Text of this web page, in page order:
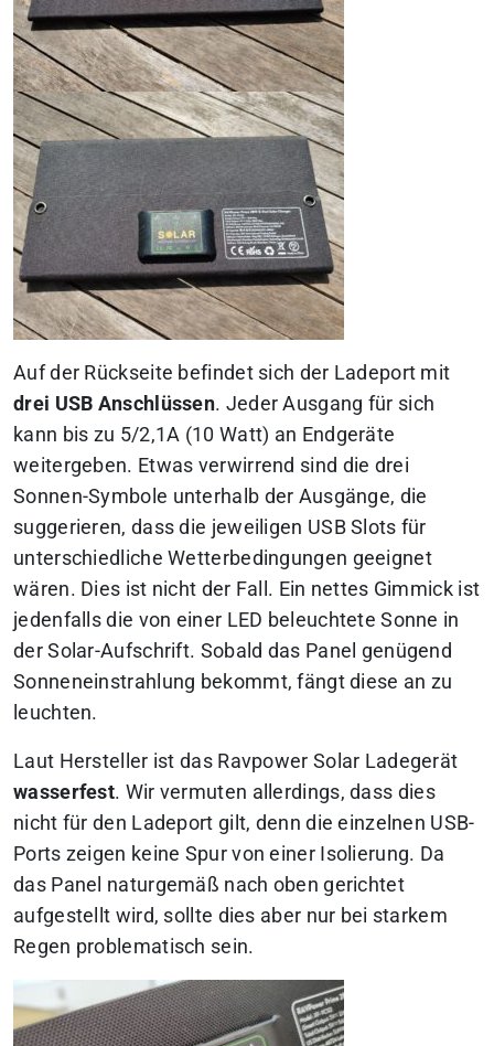
Auf der Rückseite befindet sich der Ladeport mit
drei USB Anschlüssen. Jeder Ausgang für sich
kann bis zu 5/2,1A (10 Watt) an Endgeräte
weitergeben. Etwas verwirrend sind die drei
Sonnen-Symbole unterhalb der Ausgänge, die
suggerieren, dass die jeweiligen USB Slots für
unterschiedliche Wetterbedingungen geeignet
wären. Dies ist nicht der Fall. Ein nettes Gimmick ist
jedenfalls die von einer LED beleuchtete Sonne in
der Solar-Aufschrift. Sobald das Panel genügend
Sonneneinstrahlung bekommt, fängt diese an zu
leuchten.
Laut Hersteller ist das Ravpower Solar Ladegerät
wasserfest. Wir vermuten allerdings, dass dies
nicht für den Ladeport gilt, denn die einzelnen USB-
Ports zeigen keine Spur von einer Isolierung. Da
das Panel naturgemäß nach oben gerichtet
aufgestellt wird, sollte dies aber nur bei starkem
Regen problematisch sein.